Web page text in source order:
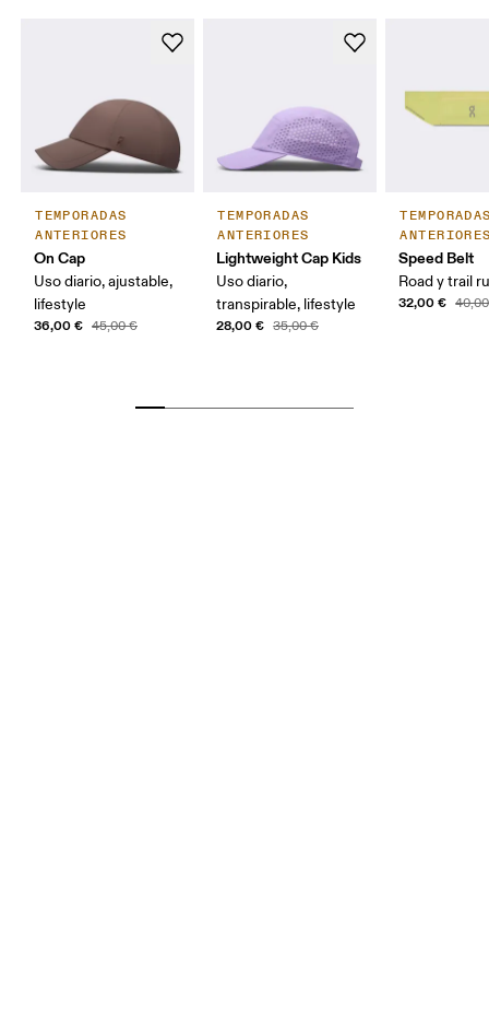
TEMPORADAS
ANTERIORES
On Cap
Uso diario, ajustable,
lifestyle
36,00 € 45,00 €
TEMPORADAS
ANTERIORES
Lightweight Cap Kids
Uso diario,
transpirable, lifestyle
28,00 € 35,00 €
Speed Belt
Road y trail
32,00 €